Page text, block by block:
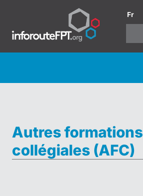
Fr
Autres formations
collégiales (AFC)